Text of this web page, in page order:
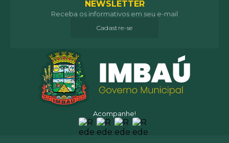
Acompanhe!
NEWSLETTER
Receba os informativos em seu e-mail
Cadastre-se